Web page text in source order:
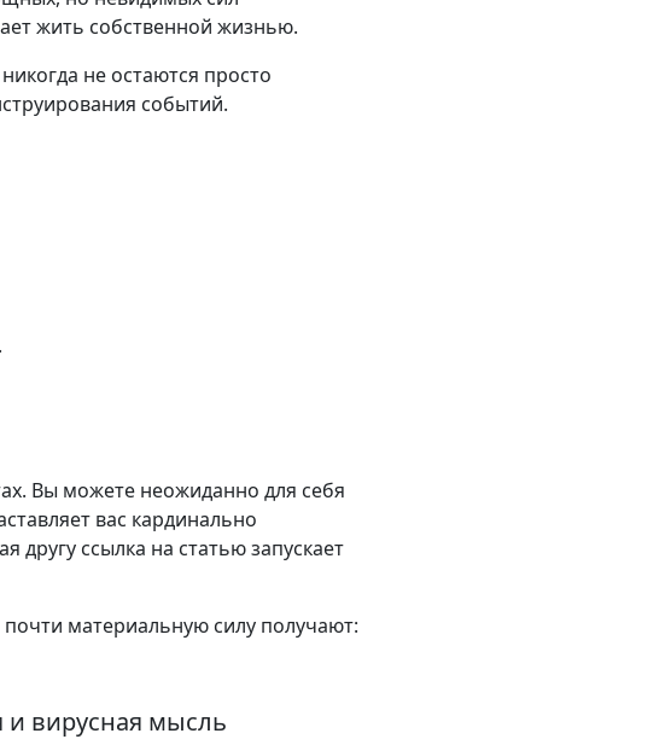
жить собственной жизнью.
не остаются просто
событий.
Вы можете неожиданно для себя
вас кардинально
другу ссылка на статью запускает
материальную силу получают:
вирусная мысль